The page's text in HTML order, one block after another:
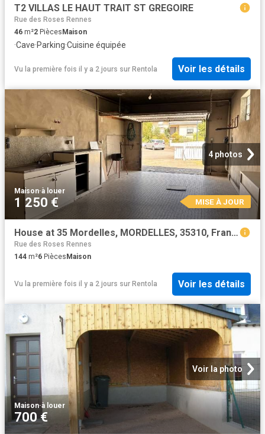
T2 VILLAS LE HAUT TRAIT ST GREGOIRE
Rue des Roses Rennes
46 m²2 Pièces Maison
·Cave·Parking·Cuisine équipée
Vu la première fois il y a 2 jours sur Rentola Voir les détails
4 photos
Maison·à louer
1 250 € MISE À JOUR
House at 35 Mordelles, MORDELLES, 35310, France
Rue des Roses Rennes
144 m²6 PiècesMaison
Vu la première fois il y a 2 jours sur Rentola Voir les détails
Voir la photo
Maison·à louer
700 €